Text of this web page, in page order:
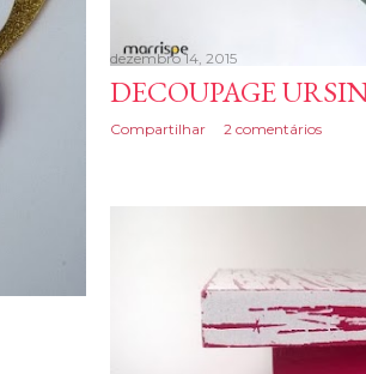
dezembro 14, 2015
DECOUPAGE
Compartilhar 2 comentários